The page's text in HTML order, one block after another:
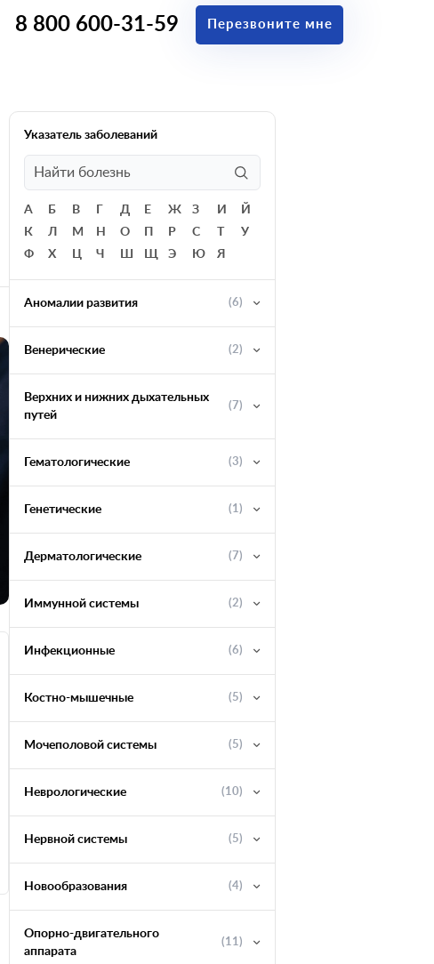
8 800 600-31-59 Перезвоните мне
Указатель заболеваний
А Б В Д Е Ж З И
Й
К
Л М Н О Р С
У
Ф
Х Ц Ч Ш Щ Э Ю Я
Аномалии развития (6)
Венерические (2)
Верхних и нижних дыхательных
путей
(7)
Гематологические (3)
Генетические (1)
Дерматологические (7)
Иммунной системы (2)
Инфекционные (6)
Костно-мышечные (5)
Мочеполовой системы (5)
Неврологические (10)
Нервной системы (5)
Новообразования (4)
Опорно-двигательного
аппарата
(11)